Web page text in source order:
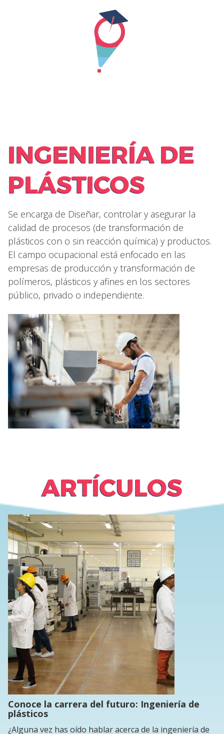
INGENIERÍA DE
PLÁSTICOS
Se encarga de Diseñar, controlar y asegurar la
calidad de procesos (de transformación de
plásticos con o sin reacción química) y productos.
El campo ocupacional está enfocado en las
empresas de producción y transformación de
polímeros, plásticos y afines en los sectores
público, privado o independiente.
ARTÍCULOS
Conoce la carrera del futuro: Ingeniería de
plásticos
¿Alguna vez has oído hablar acerca de la ingeniería de